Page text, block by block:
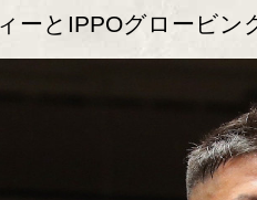
ーとIPPOグロービン